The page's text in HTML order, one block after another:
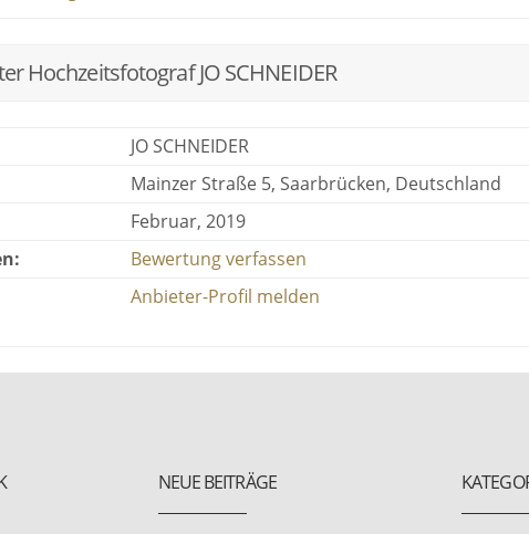
Hochzeitsfotograf JO SCHNEIDER
JO SCHNEIDER
Mainzer Straße 5, Saarbrücken, Deutschland
Februar, 2019
Bewertung verfassen
Anbieter-Profil melden
NEUE BEITRÄGE